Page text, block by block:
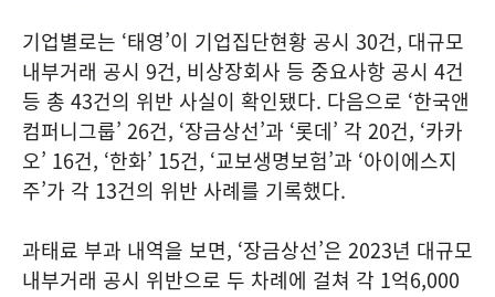
기업별로는 ‘태영’이 기업집단현황 공시 30건, 대규모
내부거래 공시 9건, 비상장회사 등 중요사항 공시 4건
등 총 43건의 위반 사실이 확인됐다. 다음으로 ‘한국앤
컴퍼니그룹’ 26건, ‘장금상선’과 ‘롯데’ 각 20건, ‘카카
오’ 16건, ‘한화’ 15건, ‘교보생명보험’과 ‘아이에스지
주’가 각 13건의 위반 사례를 기록했다.
과태료 부과 내역을 보면, ‘장금상선’은 2023년 대규모
내부거래 공시 위반으로 두 차례에 걸쳐 각 1억6,000